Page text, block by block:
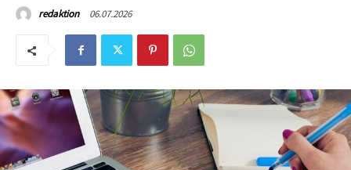
redaktion 06.07.2026